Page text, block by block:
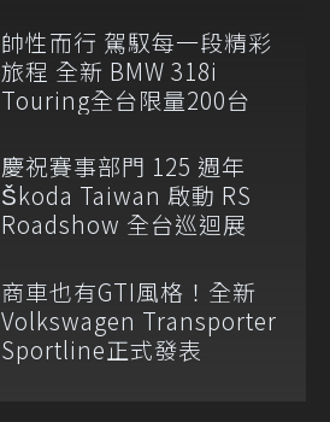
帥性而行 駕馭每一段精彩
旅程 全新 BMW 318i
Touring全台限量200台
慶祝賽事部門 125 週年
Škoda Taiwan 啟動 RS
Roadshow 全台巡迴展
商車也有GTI風格！全新
Volkswagen Transporter
Sportline正式發表